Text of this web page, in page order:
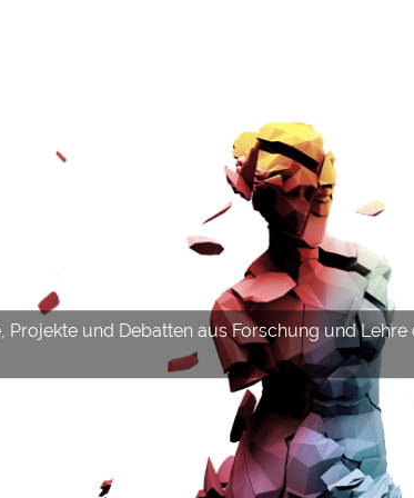
und Debatten aus Forschung und Lehre